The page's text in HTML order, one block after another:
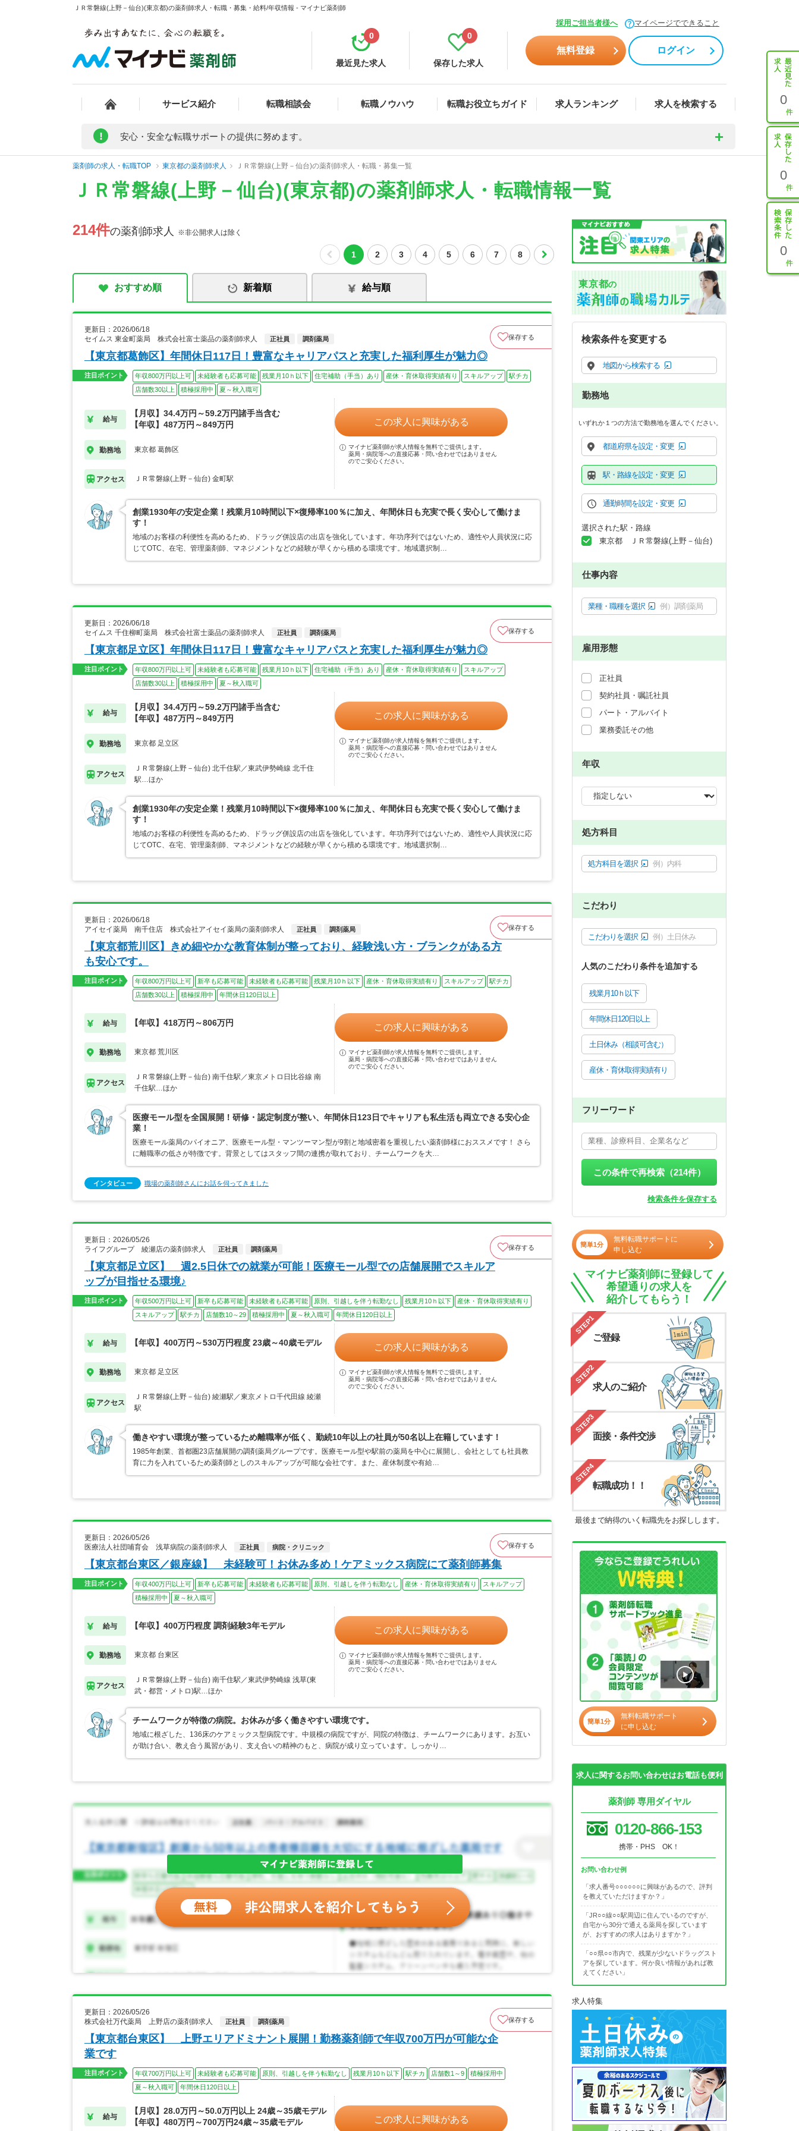
ＪＲ常磐線(上野－仙台)(東京都)の薬剤師求人・転職・募集・給料/年収情報 - マイナビ薬剤師
採用ご担当者様へ マイページでできること
最近見た求人
0
保存した求人
0
無料登録 ログイン
サービス紹介 転職相談会 転職ノウハウ 転職お役立ちガイド 求人ランキング 求人を検索する 0
0
0
! 安心・安全な転職サポートの提供に努めます。
薬剤師の求人・転職TOP 東京都の薬剤師求人 ＪＲ常磐線(上野－仙台)の薬剤師求人・転職・募集一覧
ＪＲ常磐線(上野－仙台)(東京都)の薬剤師求人・転職情報一覧
214件の薬剤師求人 ※非公開求人は除く
1 2 3 4 5 6 7 8
おすすめ順 新着順 給与順
更新日：2026/06/18
セイムス 東金町薬局 株式会社富士薬品の薬剤師求人
正社員 調剤薬局 保存する
【東京都葛飾区】年間休日117日！豊富なキャリアパスと充実した福利厚生が魅力◎
注目ポイント 年収800万円以上可 未経験者も応募可能 残業月10ｈ以下 住宅補助（手当）あり 産休・育休取得実績有り スキルアップ
駅チカ
店舗数30以上
積極採用中 夏～秋入職可
給与
【月収】34.4万円～59.2万円諸手当含む
【年収】487万円～849万円
勤務地 東京都 葛飾区
アクセス ＪＲ常磐線(上野－仙台) 金町駅
この求人に興味がある
マイナビ薬剤師が求人情報を無料でご提供します。
薬局・病院等への直接応募・問い合わせではありません
のでご安心ください。
創業1930年の安定企業！残業月10時間以下×復帰率100％に加え、年間休日も充実で長く安心して働けま
す！
地域のお客様の利便性を高めるため、ドラッグ併設店の出店を強化しています。年功序列ではないため、適性や人員状況に応
じてOTC、在宅、管理薬剤師、マネジメントなどの経験が早くから積める環境です。地域選択制…
更新日：2026/06/18
セイムス 千住柳町薬局 株式会社富士薬品の薬剤師求人
正社員 調剤薬局 保存する
【東京都足立区】年間休日117日！豊富なキャリアパスと充実した福利厚生が魅力◎
注目ポイント 年収800万円以上可 未経験者も応募可能 残業月10ｈ以下 住宅補助（手当）あり 産休・育休取得実績有り
スキルアップ
店舗数30以上
積極採用中 夏～秋入職可
給与
【月収】34.4万円～59.2万円諸手当含む
【年収】487万円～849万円
勤務地 東京都 足立区
アクセス
ＪＲ常磐線(上野－仙台) 北千住駅／東武伊勢崎線 北千住
駅…ほか
この求人に興味がある
マイナビ薬剤師が求人情報を無料でご提供します。
薬局・病院等への直接応募・問い合わせではありません
のでご安心ください。
創業1930年の安定企業！残業月10時間以下×復帰率100％に加え、年間休日も充実で長く安心して働けま
す！
地域のお客様の利便性を高めるため、ドラッグ併設店の出店を強化しています。年功序列ではないため、適性や人員状況に応
じてOTC、在宅、管理薬剤師、マネジメントなどの経験が早くから積める環境です。地域選択制…
更新日：2026/06/18
アイセイ薬局 南千住店 株式会社アイセイ薬局の薬剤師求人
正社員 調剤薬局 保存する
【東京都荒川区】きめ細やかな教育体制が整っており、経験浅い方・ブランクがある方
も安心です。
注目ポイント 年収800万円以上可 新卒も応募可能 未経験者も応募可能 残業月10ｈ以下 産休・育休取得実績有り スキルアップ
駅チカ
店舗数30以上
積極採用中 年間休日120日以上
給与 【年収】418万円～806万円
勤務地 東京都 荒川区
アクセス
ＪＲ常磐線(上野－仙台) 南千住駅／東京メトロ日比谷線 南
千住駅…ほか
この求人に興味がある
マイナビ薬剤師が求人情報を無料でご提供します。
薬局・病院等への直接応募・問い合わせではありません
のでご安心ください。
医療モール型を全国展開！研修・認定制度が整い、年間休日123日でキャリアも私生活も両立できる安心企
業！
医療モール薬局のパイオニア、医療モール型・マンツーマン型が9割と地域密着を重視したい薬剤師様におススメです！ さら
に離職率の低さが特徴です。背景としてはスタッフ間の連携が取れており、チームワークを大…
インタビュー 職場の薬剤師さんにお話を伺ってきました
更新日：2026/05/26
ライフグループ 綾瀬店の薬剤師求人
正社員 調剤薬局 保存する
【東京都足立区】 週2.5日休での就業が可能！医療モール型での店舗展開でスキルア
ップが目指せる環境♪
注目ポイント 年収500万円以上可 新卒も応募可能 未経験者も応募可能 原則、引越しを伴う転勤なし 残業月10ｈ以下
産休・育休取得実績有り
スキルアップ
駅チカ 店舗数10～29 積極採用中 夏～秋入職可 年間休日120日以上
給与 【年収】400万円～530万円程度 23歳～40歳モデル
勤務地 東京都 足立区
アクセス
ＪＲ常磐線(上野－仙台) 綾瀬駅／東京メトロ千代田線 綾瀬
駅
この求人に興味がある
マイナビ薬剤師が求人情報を無料でご提供します。
薬局・病院等への直接応募・問い合わせではありません
のでご安心ください。
働きやすい環境が整っているため離職率が低く、勤続10年以上の社員が50名以上在籍しています！
1985年創業、首都圏23店舗展開の調剤薬局グループです。医療モール型や駅前の薬局を中心に展開し、会社としても社員教
育に力を入れているため薬剤師としのスキルアップが可能な会社です。また、産休制度や有給…
更新日：2026/05/26
医療法人社団哺育会 浅草病院の薬剤師求人
正社員 病院・クリニック 保存する
【東京都台東区／銀座線】 未経験可！お休み多め！ケアミックス病院にて薬剤師募集
注目ポイント 年収400万円以上可 新卒も応募可能 未経験者も応募可能 原則、引越しを伴う転勤なし 産休・育休取得実績有り
スキルアップ
積極採用中
夏～秋入職可
給与 【年収】400万円程度 調剤経験3年モデル
勤務地 東京都 台東区
アクセス
ＪＲ常磐線(上野－仙台) 南千住駅／東武伊勢崎線 浅草(東
武・都営・メトロ)駅…ほか
この求人に興味がある
マイナビ薬剤師が求人情報を無料でご提供します。
薬局・病院等への直接応募・問い合わせではありません
のでご安心ください。
チームワークが特徴の病院。お休みが多く働きやすい環境です。
地域に根ざした、136床のケアミックス型病院です。中規模の病院ですが、同院の特徴は、チームワークにあります。お互い
が助け合い、教え合う風習があり、支え合いの精神のもと、病院が成り立っています。しっかり…
更新日：2026/05/26
株式会社万代薬局 上野店の薬剤師求人
正社員 調剤薬局 保存する
【東京都台東区】 上野エリアドミナント展開！勤務薬剤師で年収700万円が可能な企
業です
注目ポイント 年収700万円以上可 未経験者も応募可能 原則、引越しを伴う転勤なし 残業月10ｈ以下 駅チカ 店舗数1～9
積極採用中
夏～秋入職可
年間休日120日以上
給与
【月収】28.0万円～50.0万円以上 24歳～35歳モデル
【年収】480万円～700万円24歳～35歳モデル
この求人に興味がある
東京都の
検索条件を変更する
地図から検索する
勤務地
いずれか１つの方法で勤務地を選んでください。
都道府県を設定・変更
駅・路線を設定・変更
通勤時間を設定・変更
選択された駅・路線
東京都 ＪＲ常磐線(上野－仙台)
仕事内容
業種・職種を選択 例）調剤薬局
雇用形態
正社員
契約社員・嘱託社員
パート・アルバイト
業務委託その他
年収
処方科目
処方科目を選択 例）内科
こだわり
こだわりを選択 例）土日休み
人気のこだわり条件を追加する
残業月10ｈ以下
年間休日120日以上
土日休み（相談可含む）
産休・育休取得実績有り
フリーワード
この条件で再検索（214件）
検索条件を保存する
簡単1分
無料転職サポートに
申し込む
マイナビ薬剤師に登録して
希望通りの求人を
紹介してもらう！
STEP1
ご登録
STEP2
求人のご紹介
STEP3
面接・条件交渉
STEP4
転職成功！！
最後まで納得のいく転職先をお探しします。
簡単1分
無料転職サポート
に申し込む
求人に関するお問い合わせはお電話も便利
薬剤師 専用ダイヤル
0120-866-153
携帯・PHS OK！
お問い合わせ例
「求人番号○○○○○○に興味があるので、評判
を教えていただけますか？」
「JR○○線○○駅周辺に住んでいるのですが、
自宅から30分で通える薬局を探しています
が、おすすめの求人はありますか？」
「○○県○○市内で、残業が少ないドラッグスト
アを探しています。何か良い情報があれば教
えてください」
求人特集